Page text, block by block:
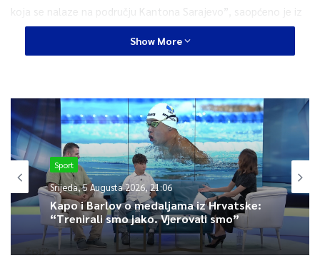
koja se nalaze na području Kantona Sarajevo”, saopćeno je iz
FUP-a.
Predmet je primarno formiran na osnovu prijave koju je tokom
2022. godine podnijelo fizičko lice iz inostranstva, a odnosi se
nanezakonitosti prilikom procesa izgradnje autoceste
Koridora Vc, poddionica Vranduk – Ponirak,zbog sumnje
da je prilikom izgradnje navedene poddionice JP Autoceste FBiH
d.o.o. je do danas oštećeno cca.19,5 miliona eura.
Lica lišena slobode će nakon kriminalističke obrade u
Show More
Sport
Srijeda, 5 Augusta 2026, 21:06
Kapo i Barlov o medaljama iz Hrvatske:
“Trenirali smo jako. Vjerovali smo”